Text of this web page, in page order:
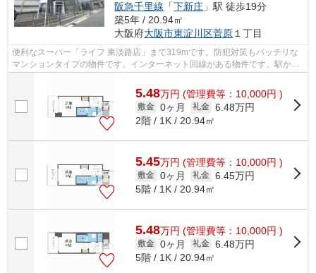
阪急千里線 「下新庄 」駅 徒歩19分
築5年 / 20.94㎡
大阪府大阪市東淀川区菅原 １丁目
便利なスーパー「ライフ 東淡路店」まで319mです。防犯対策もバッチリな
マンションタイプの物件です。インターネット回線がある物件です。駅から
5.48万円 (管理費等：10,000円 )
敷金 0ヶ月 礼金 6.48万円
2階 / 1K / 20.94㎡
5.45万円 (管理費等：10,000円 )
敷金 0ヶ月 礼金 6.45万円
5階 / 1K / 20.94㎡
5.48万円 (管理費等：10,000円 )
敷金 0ヶ月 礼金 6.48万円
5階 / 1K / 20.94㎡